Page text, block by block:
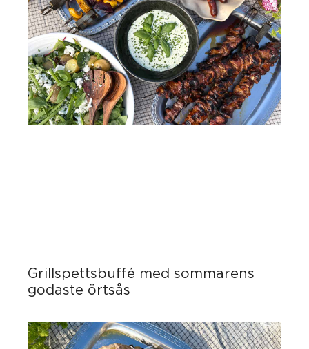
Grillspettsbuffé med sommarens
godaste örtsås